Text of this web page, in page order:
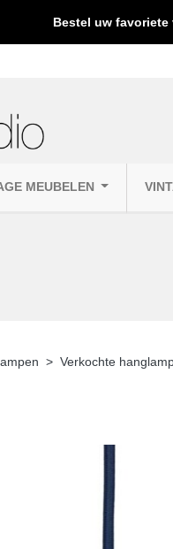
Bestel uw
MEUBELEN
Verkochte